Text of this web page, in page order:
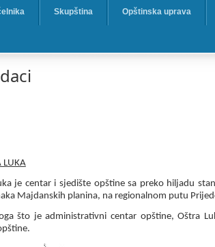
Skupština Opštinska uprava
LUKA
je centar i sjedište opštine sa preko hiljadu
Majdanskih planina, na regionalnom putu
što je administrativni centar opštine, Oštra